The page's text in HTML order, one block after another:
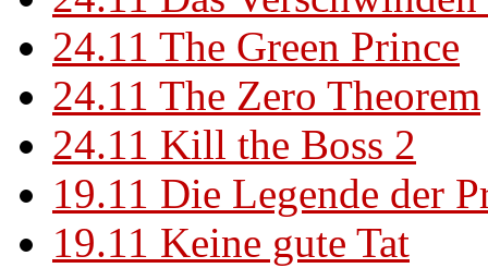
24.11 The Green Prince
24.11 The Zero Theorem
24.11 Kill the Boss 2
19.11 Die Legende der
19.11 Keine gute Tat